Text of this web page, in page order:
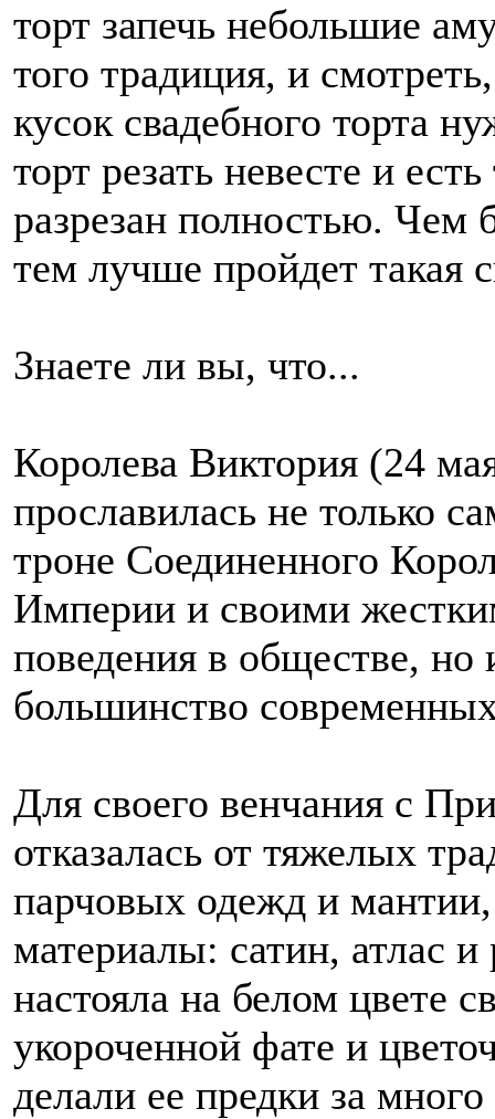
торт запечь небольшие
того традиция, и
кусок свадебного торта
торт резать невесте и
разрезан полностью.
тем лучше пройдет такая
Знаете ли вы, что...
Королева Виктория (24
прославилась не только
троне Соединенного
Империи и своими
поведения в обществе, но
большинство
Для своего венчания с
отказалась от тяжелых
парчовых одежд и
материалы: сатин, атлас
настояла на белом цвете
укороченной фате и
делали ее предки за